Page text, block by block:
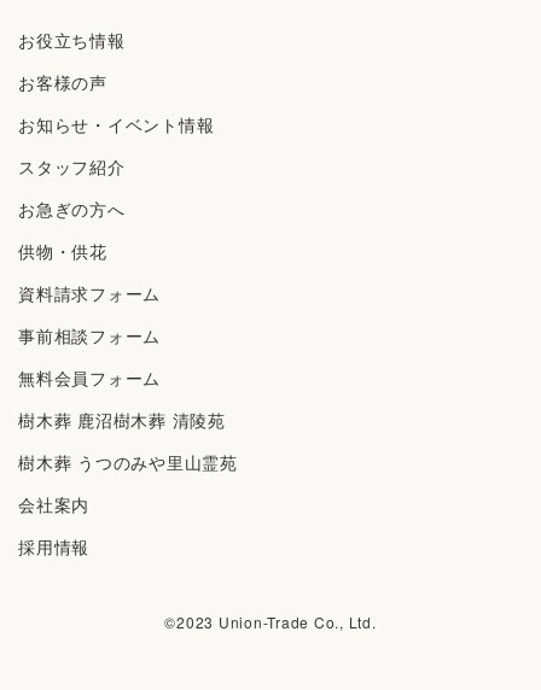
お役立ち情報
お客様の声
お知らせ・イベント情報
スタッフ紹介
お急ぎの方へ
供物・供花
資料請求フォーム
事前相談フォーム
無料会員フォーム
樹⽊葬 ⿅沼樹⽊葬 清陵苑
樹⽊葬 うつのみや⾥⼭霊苑
会社案内
採⽤情報
©︎2023 Union-Trade Co., Ltd.